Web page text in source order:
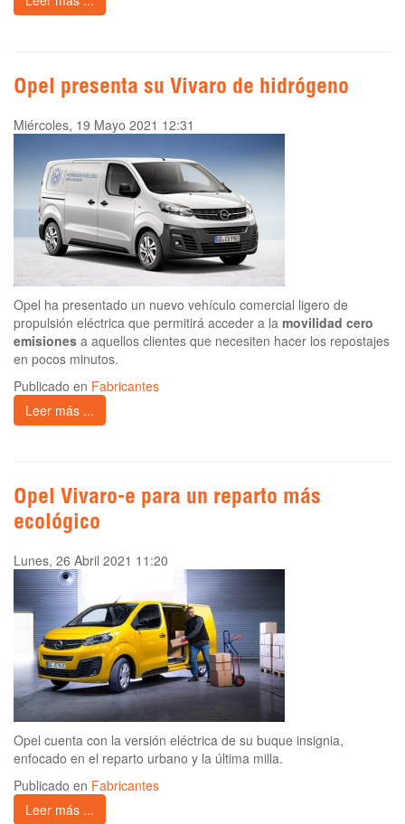
Opel presenta su Vivaro de hidrógeno
Miércoles, 19 Mayo 2021 12:31
Opel ha presentado un nuevo vehículo comercial ligero de
propulsión eléctrica que permitirá acceder a la movilidad cero
emisiones a aquellos clientes que necesiten hacer los repostajes
en pocos minutos.
Publicado en Fabricantes
Leer más ...
Opel Vivaro-e para un reparto más
ecológico
Lunes, 26 Abril 2021 11:20
Opel cuenta con la versión eléctrica de su buque insignia,
enfocado en el reparto urbano y la última milla.
Publicado en Fabricantes
Leer más ...